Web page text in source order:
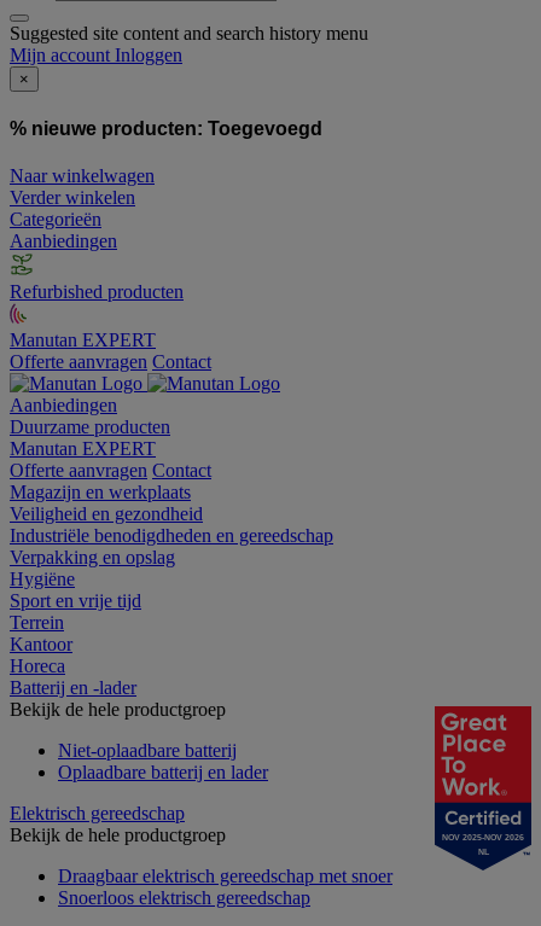
Suggested site content and search history menu
Mijn account Inloggen
×
% nieuwe producten: Toegevoegd
Naar winkelwagen
Verder winkelen
Categorieën
Aanbiedingen
Refurbished producten
Manutan EXPERT
Offerte aanvragen Contact
Aanbiedingen
Duurzame producten
Manutan EXPERT
Offerte aanvragen Contact
Magazijn en werkplaats
Veiligheid en gezondheid
Industriële benodigdheden en gereedschap
Verpakking en opslag
Hygiëne
Sport en vrije tijd
Terrein
Kantoor
Horeca
Batterij en -lader
Bekijk de hele productgroep
Niet-oplaadbare batterij
Oplaadbare batterij en lader
Elektrisch gereedschap
Bekijk de hele productgroep
Draagbaar elektrisch gereedschap met snoer
Snoerloos elektrisch gereedschap
NOV 2025-NOV 2026
NL